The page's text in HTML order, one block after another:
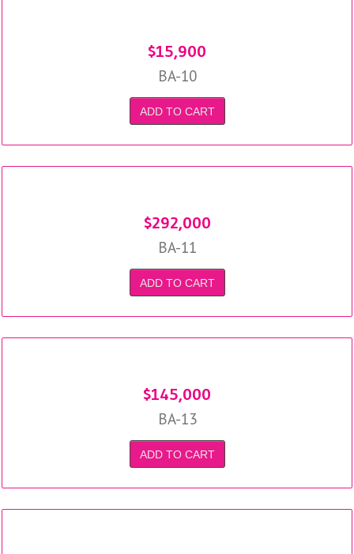
$15,900
BA-10
ADD TO CART
$292,000
BA-11
ADD TO CART
$145,000
BA-13
ADD TO CART